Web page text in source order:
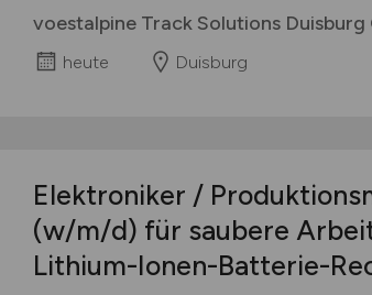
voestalpine Track Solutions Duisburg
heute Duisburg
Elektroniker /
(w/m/d) für saubere
Lithium-Ionen-Batterie-